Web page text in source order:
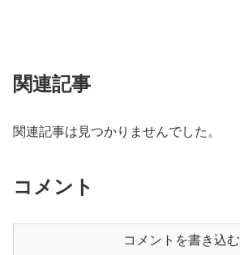
関連記事
関連記事は見つかりませんでした。
コメント
コメントを書き込む